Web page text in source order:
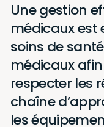
et codes QR
Une gestion
médicaux est
soins de
médicaux
respecter les
chaîne
les